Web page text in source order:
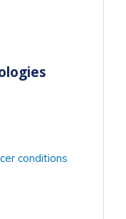
conditions